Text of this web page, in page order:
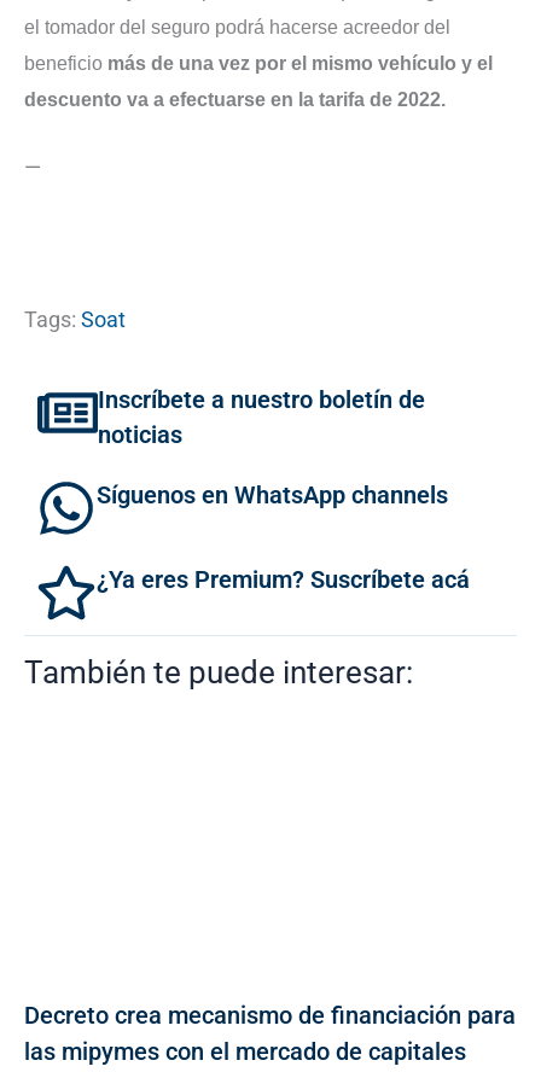
el tomador del seguro podrá hacerse acreedor del
beneficio más de una vez por el mismo vehículo y el
descuento va a efectuarse en la tarifa de 2022.
—
Tags: Soat
Inscríbete a nuestro boletín de
noticias
Síguenos en WhatsApp channels
¿Ya eres Premium? Suscríbete acá
También te puede interesar:
Decreto crea mecanismo de financiación para
las mipymes con el mercado de capitales